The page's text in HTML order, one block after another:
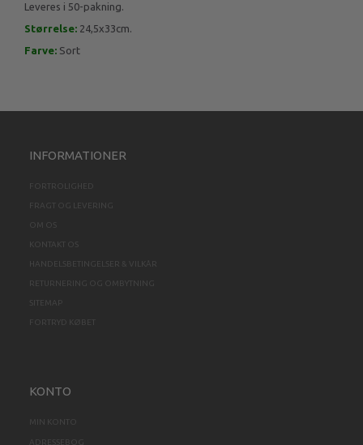
Leveres i 50-pakning.
Størrelse: 24,5x33cm.
Farve: Sort
INFORMATIONER
FORTROLIGHED
FRAGT OG LEVERING
OM OS
KONTAKT OS
HANDELSBETINGELSER & VILKÅR
RETURNERING OG OMBYTNING
SITEMAP
FORTRYD KØBET
KONTO
MIN KONTO
ADRESSEBOG